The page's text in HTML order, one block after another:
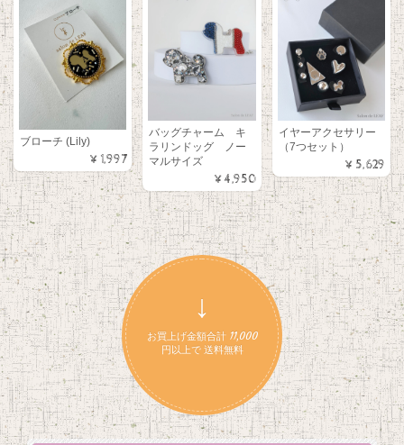
ブローチ (Lily)
¥1,997
バッグチャーム キ
ラリンドッグ ノー
マルサイズ
¥4,950
イヤーアクセサリー
（7つセット）
¥5,629
↓
お買上げ金額合計 11,000
円以上で 送料無料